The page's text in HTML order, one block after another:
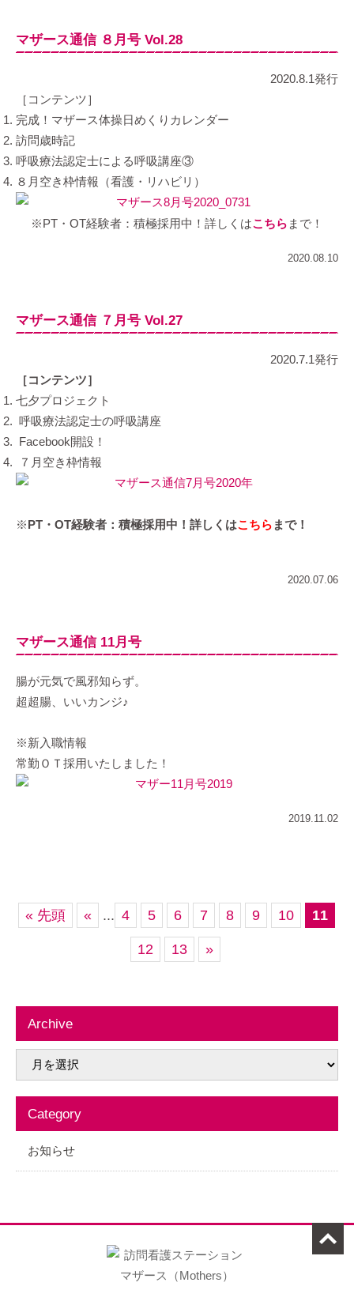
マザース通信 ８月号 Vol.28
2020.8.1発行
［コンテンツ］
完成！マザース体操日めくりカレンダー
訪問歳時記
呼吸療法認定士による呼吸講座③
８月空き枠情報（看護・リハビリ）
※PT・OT経験者：積極採用中！詳しくはこちら まで！
2020.08.10
マザース通信 ７月号 Vol.27
2020.7.1発行
［コンテンツ］
七夕プロジェクト
呼吸療法認定士の呼吸講座
Facebook開設！
７月空き枠情報
※PT・OT経験者：積極採用中！詳しくはこちら まで！
2020.07.06
マザース通信 11月号
腸が元気で風邪知らず。
超超腸、いいカンジ♪
※新入職情報
常勤ＯＴ採用いたしました！
2019.11.02
« 先頭 « ... 4 5 6 7 8 9 10 11
12 13 »
Archive
Category
お知らせ